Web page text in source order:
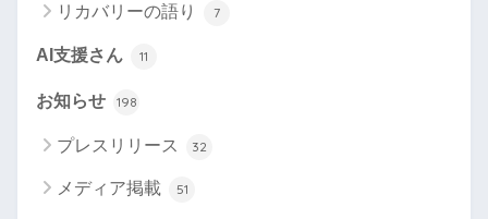
リカバリーの語り 7
AI支援さん 11
お知らせ 198
プレスリリース 32
メディア掲載 51